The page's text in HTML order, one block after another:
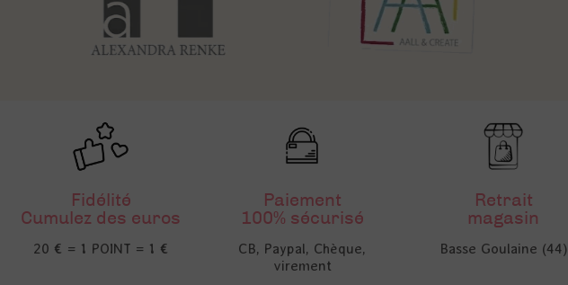
Fidélité
Cumulez des euros
20 € = 1 POINT = 1 €
Paiement
100% sécurisé
CB, Paypal, Chèque,
virement
Retrait
magasin
Basse Goulaine (44)